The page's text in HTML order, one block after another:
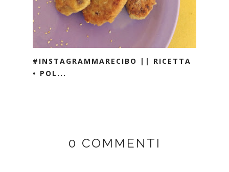
#INSTAGRAMMARECIBO || RICETTA
• POL...
0 COMMENTI